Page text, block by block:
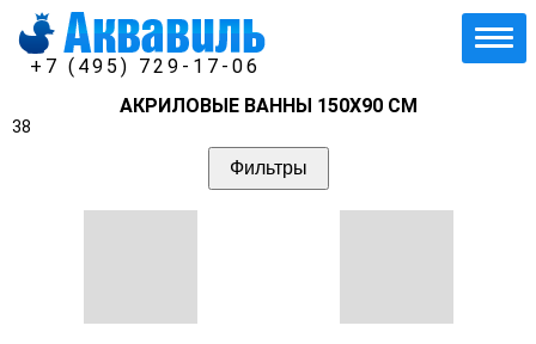
+7 (495) 729-17-06
АКРИЛОВЫЕ ВАННЫ 150Х90 СМ
38
Фильтры